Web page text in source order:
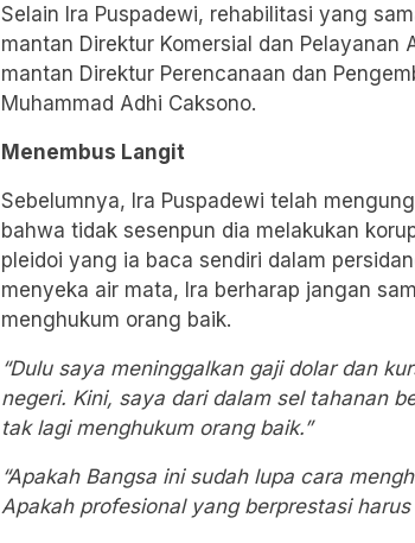
Selain Ira Puspadewi, rehabilitasi yang
mantan Direktur Komersial dan Pelayanan
mantan Direktur Perencanaan dan
Muhammad Adhi Caksono.
Menembus Langit
Sebelumnya, Ira Puspadewi telah
bahwa tidak sesenpun dia melakukan
pleidoi yang ia baca sendiri dalam
menyeka air mata, Ira berharap jangan
menghukum orang baik.
“Dulu saya meninggalkan gaji dolar dan
negeri. Kini, saya dari dalam sel tahanan
tak lagi menghukum orang baik.”
“Apakah Bangsa ini sudah lupa cara
Apakah profesional yang berprestasi harus